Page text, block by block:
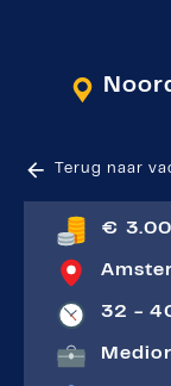
Terug naar
€
32 -
Medior